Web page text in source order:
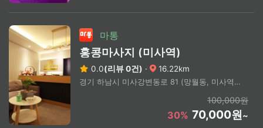
마통
홍콩마사지 (미사역)
0.0(리뷰 0건) · 16.22km
경기 하남시 미사강변동로 81 (망월동, 미사역 큐브앤 타워)
100,000원
30% 70,000원~